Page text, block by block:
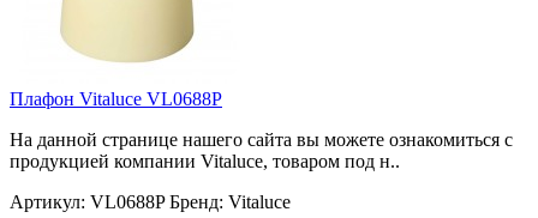
Плафон Vitaluce VL0688P
На данной странице нашего сайта вы можете ознакомиться с
продукцией компании Vitaluce, товаром под н..
Артикул: VL0688P Бренд: Vitaluce